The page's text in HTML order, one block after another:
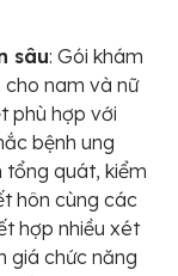
sâu: Gói khám
nam và nữ
phù hợp với
bệnh ung
tổng quát, kiểm
hôn cùng các
hợp nhiều xét
giá chức năng